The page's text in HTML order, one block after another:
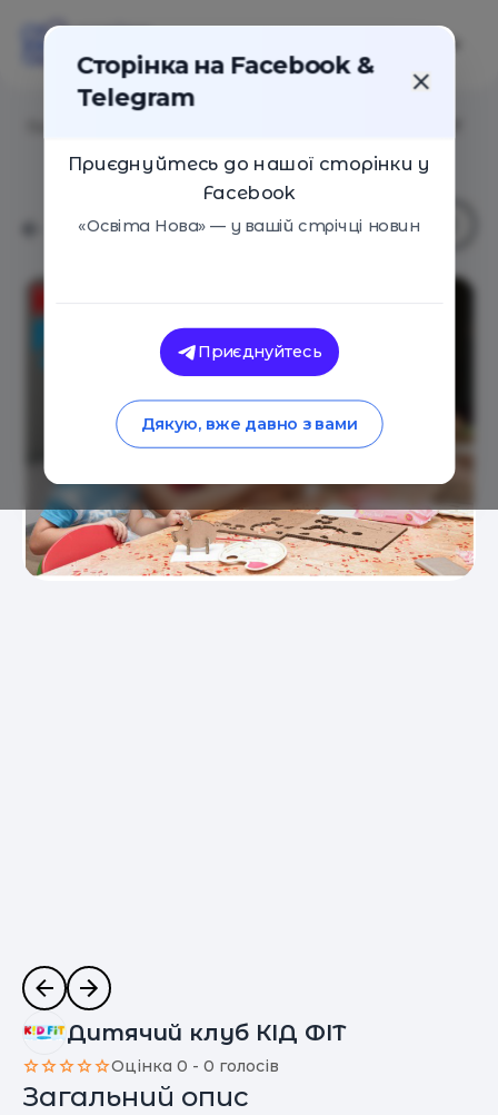
Дитячий клуб КІД ФІТ
Оцінка 0 - 0 голосів
Загальний опис
Сторінка на Facebook &
Telegram
Приєднуйтесь до нашої сторінки у
Facebook
«Освіта Нова» — у вашій стрічці новин
Приєднуйтесь
Дякую, вже давно з вами